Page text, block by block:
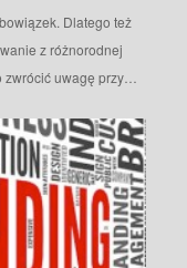
Dlatego też
z różnorodnej
zwrócić uwagę przy…